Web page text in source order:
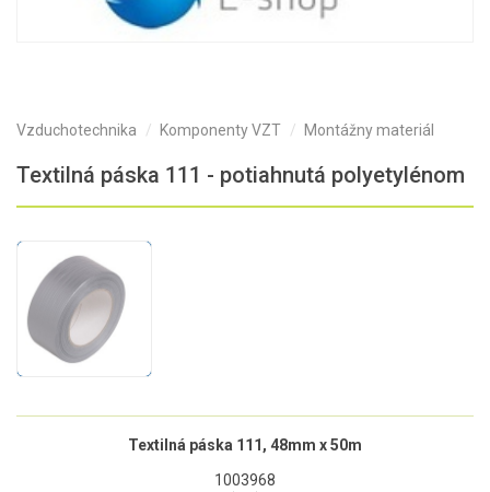
Vzduchotechnika Komponenty VZT Montážny materiál
Textilná páska 111 - potiahnutá polyetylénom
Textilná páska 111, 48mm x 50m
1003968